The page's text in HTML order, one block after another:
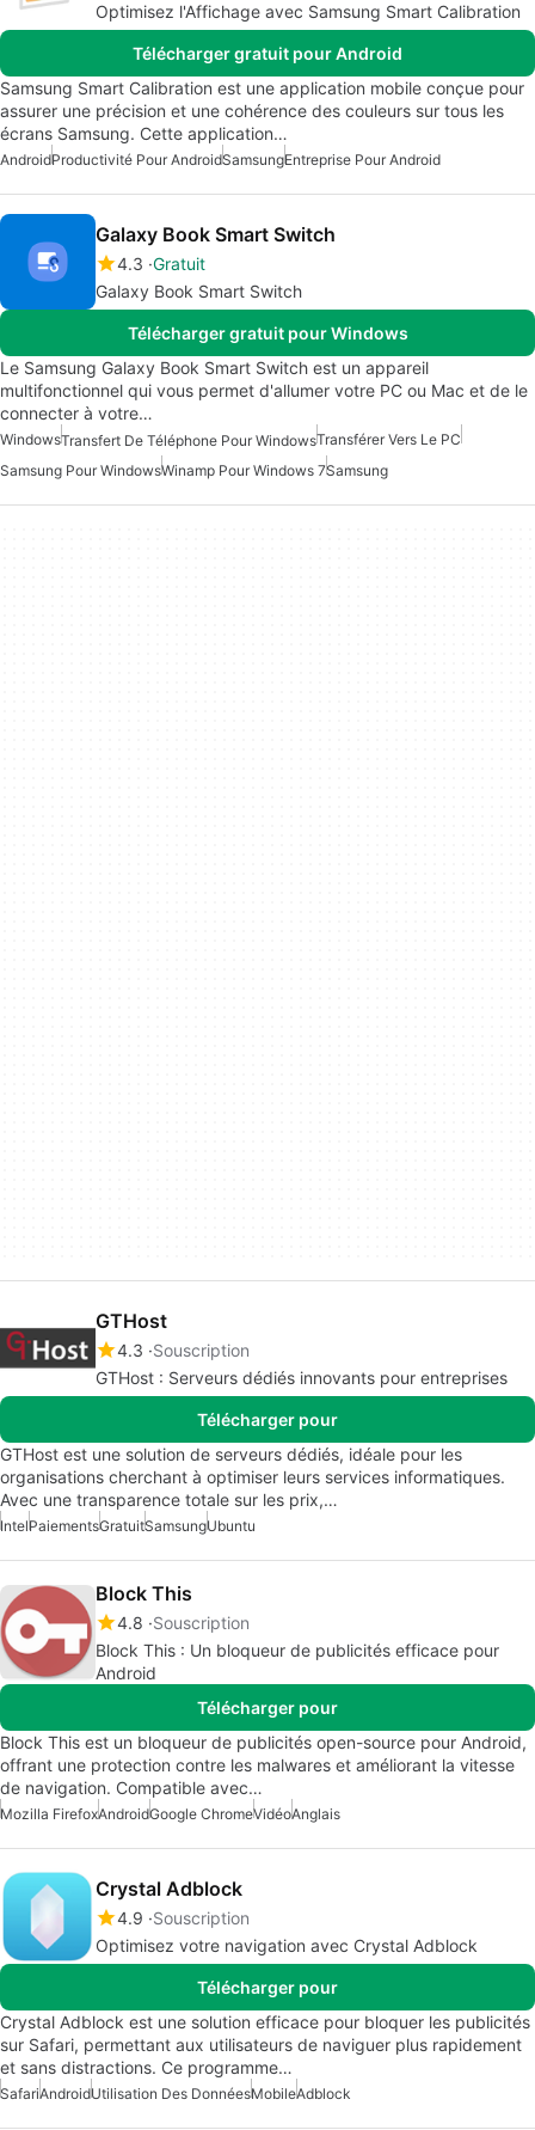
Optimisez l'Affichage avec Samsung Smart Calibration
Télécharger gratuit pour Android
Samsung Smart Calibration est une application mobile conçue pour
assurer une précision et une cohérence des couleurs sur tous les
écrans Samsung. Cette application…
AndroidProductivité Pour AndroidSamsungEntreprise Pour Android
Galaxy Book Smart Switch
4.3 Gratuit
Galaxy Book Smart Switch
Télécharger gratuit pour Windows
Le Samsung Galaxy Book Smart Switch est un appareil
multifonctionnel qui vous permet d'allumer votre PC ou Mac et de le
connecter à votre…
WindowsTransfert De Téléphone Pour WindowsTransférer Vers Le PC
Samsung Pour WindowsWinamp Pour Windows 7Samsung
GTHost
4.3 Souscription
GTHost : Serveurs dédiés innovants pour entreprises
Télécharger pour
GTHost est une solution de serveurs dédiés, idéale pour les
organisations cherchant à optimiser leurs services informatiques.
Avec une transparence totale sur les prix,…
IntelPaiementsGratuitSamsungUbuntu
Block This
4.8 Souscription
Block This : Un bloqueur de publicités efficace pour
Android
Télécharger pour
Block This est un bloqueur de publicités open-source pour Android,
offrant une protection contre les malwares et améliorant la vitesse
de navigation. Compatible avec…
Mozilla FirefoxAndroidGoogle ChromeVidéoAnglais
Crystal Adblock
4.9 Souscription
Optimisez votre navigation avec Crystal Adblock
Télécharger pour
Crystal Adblock est une solution efficace pour bloquer les publicités
sur Safari, permettant aux utilisateurs de naviguer plus rapidement
et sans distractions. Ce programme…
SafariAndroidUtilisation Des DonnéesMobileAdblock